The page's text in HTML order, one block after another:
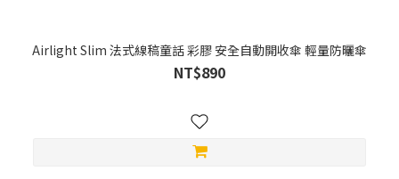
Airlight Slim 法式線稿童話 彩膠 安全自動開收傘 輕量防曬傘
NT$890